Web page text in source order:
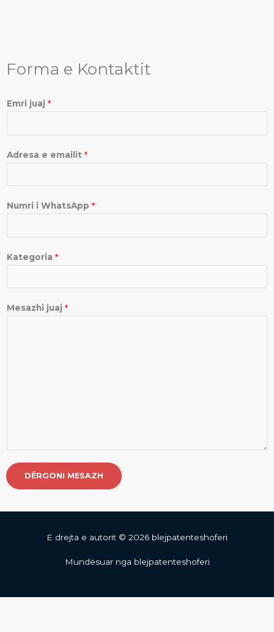
Forma e Kontaktit
Emri juaj *
Adresa e emailit *
Numri i WhatsApp *
Kategoria *
Mesazhi juaj *
DËRGONI MESAZH
E drejta e autorit © 2026 blejpatenteshoferi
Mundësuar nga blejpatenteshoferi